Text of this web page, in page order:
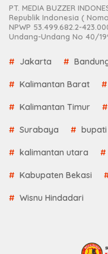
PT. MEDIA BUZZER
Republik Indonesia (
NPWP 53.499.682.2-
Undang-Undang No 40/
Jakarta
Kalimantan Barat
Kalimantan Timur
Surabaya
kalimantan utara
Kabupaten Bekasi
Wisnu Hindadari